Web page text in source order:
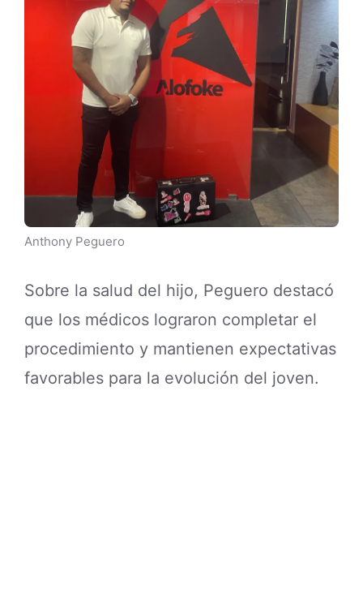
Anthony Peguero
Sobre la salud del hijo, Peguero destacó
que los médicos lograron completar el
procedimiento y mantienen expectativas
favorables para la evolución del joven.